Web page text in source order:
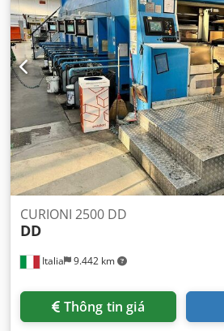
Italia 9.442 km
CURIONI 2500 DD
DD
Thông tin giá